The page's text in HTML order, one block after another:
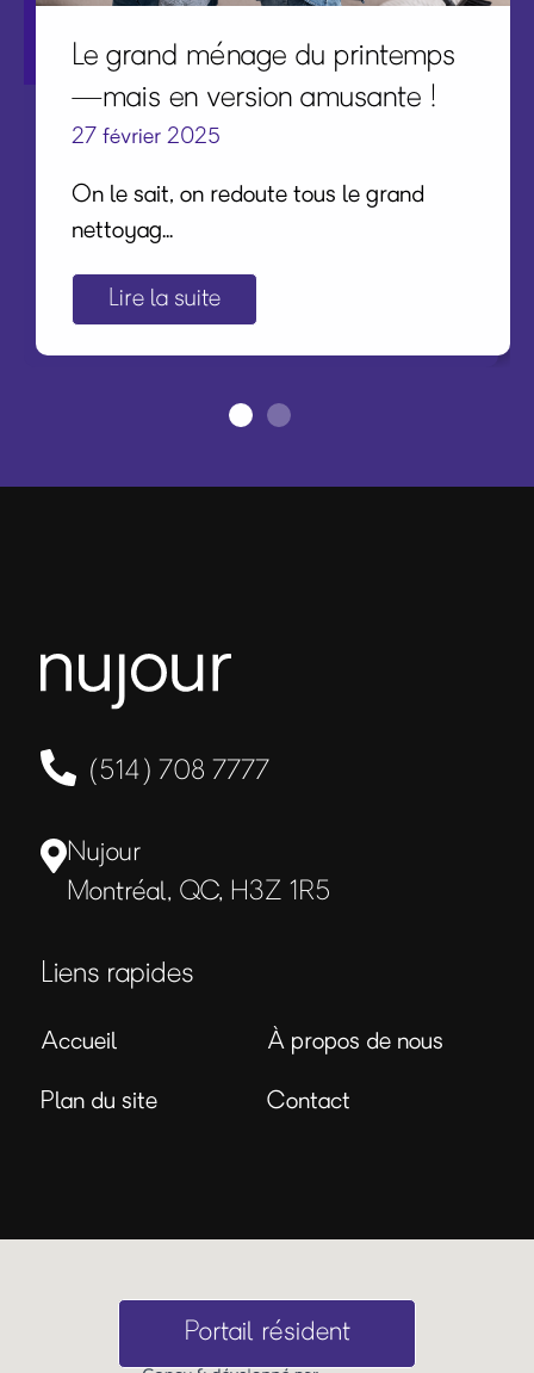
Le grand ménage du printemps
—mais en version amusante !
27 février 2025
On le sait, on redoute tous le grand
nettoyag...
Lire la suite
(514) 708 7777
Nujour
Montréal, QC, H3Z 1R5
Liens rapides
Accueil À propos de nous
Plan du site Contact
Portail résident